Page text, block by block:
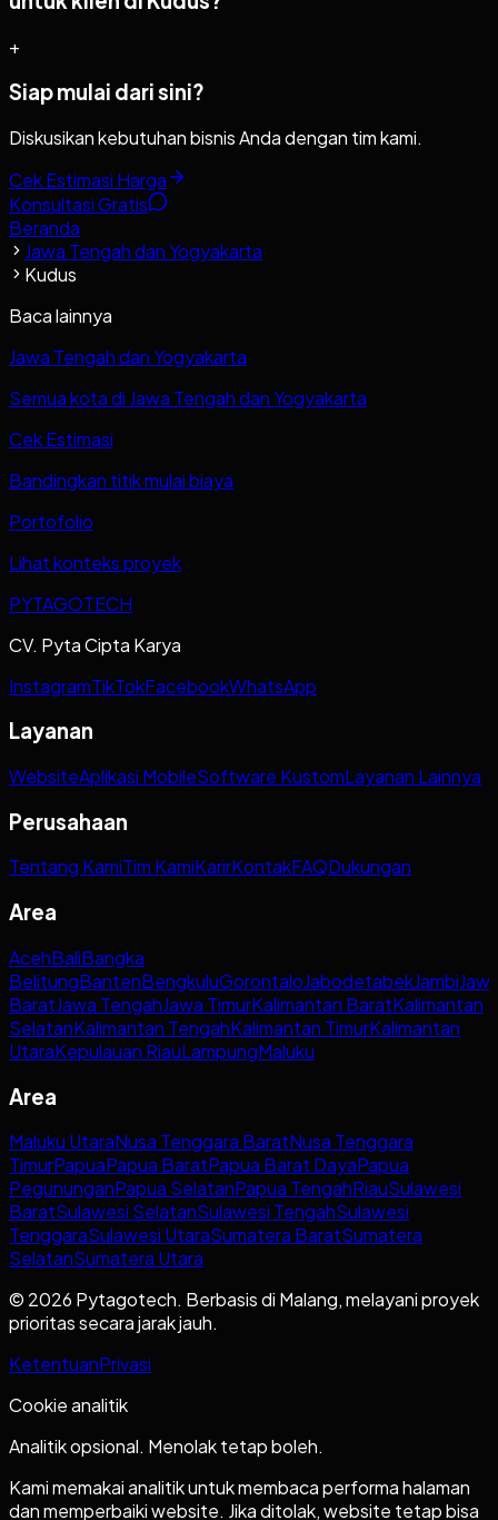
+
Siap mulai dari sini?
Diskusikan kebutuhan bisnis Anda dengan tim kami.
Cek Estimasi Harga
Konsultasi Gratis
Beranda
Jawa Tengah dan Yogyakarta
Kudus
Baca lainnya
Jawa Tengah dan Yogyakarta
Semua kota di Jawa Tengah dan Yogyakarta
Cek Estimasi
Bandingkan titik mulai biaya
Portofolio
Lihat konteks proyek
PYTAGOTECH
CV. Pyta Cipta Karya
InstagramTikTokFacebookWhatsApp
Layanan
WebsiteAplikasi MobileSoftware KustomLayanan Lainnya
Perusahaan
Tentang KamiTim KamiKarirKontakFAQDukungan
Area
AcehBaliBangka
BelitungBantenBengkuluGorontaloJabodetabekJambi
BaratJawa TengahJawa TimurKalimantan BaratKalimantan
SelatanKalimantan TengahKalimantan TimurKalimantan
UtaraKepulauan RiauLampungMaluku
Area
Maluku UtaraNusa Tenggara BaratNusa Tenggara
TimurPapuaPapua BaratPapua Barat DayaPapua
PegununganPapua SelatanPapua TengahRiauSulawesi
BaratSulawesi SelatanSulawesi TengahSulawesi
TenggaraSulawesi UtaraSumatera BaratSumatera
SelatanSumatera Utara
© 2026 Pytagotech. Berbasis di Malang, melayani proyek
prioritas secara jarak jauh.
KetentuanPrivasi
Cookie analitik
Analitik opsional. Menolak tetap boleh.
Kami memakai analitik untuk membaca performa halaman
dan memperbaiki website. Jika ditolak, website tetap bisa